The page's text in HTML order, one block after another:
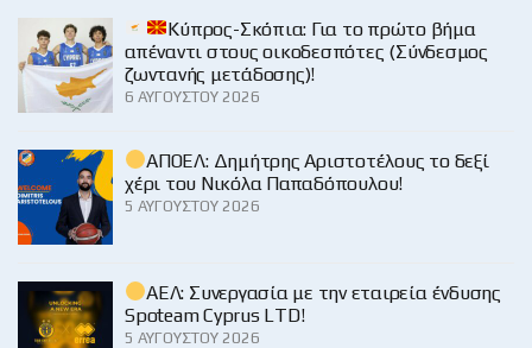
Κύπρος-Σκόπια: Για το πρώτο βήμα
απέναντι στους οικοδεσπότες (Σύνδεσμος
ζωντανής μετάδοσης)!
6 ΑΥΓΟΎΣΤΟΥ 2026
ΑΠΟΕΛ: Δημήτρης Αριστοτέλους το δεξί
χέρι του Νικόλα Παπαδόπουλου!
5 ΑΥΓΟΎΣΤΟΥ 2026
ΑΕΛ: Συνεργασία με την εταιρεία ένδυσης
Spoteam Cyprus LTD!
5 ΑΥΓΟΎΣΤΟΥ 2026